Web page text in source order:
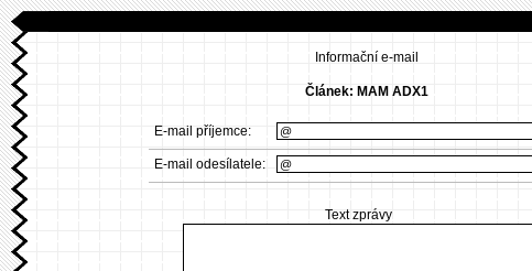
Informační e-mail
Článek: MAM ADX1
E-mail příjemce:
E-mail odesílatele:
Text zprávy